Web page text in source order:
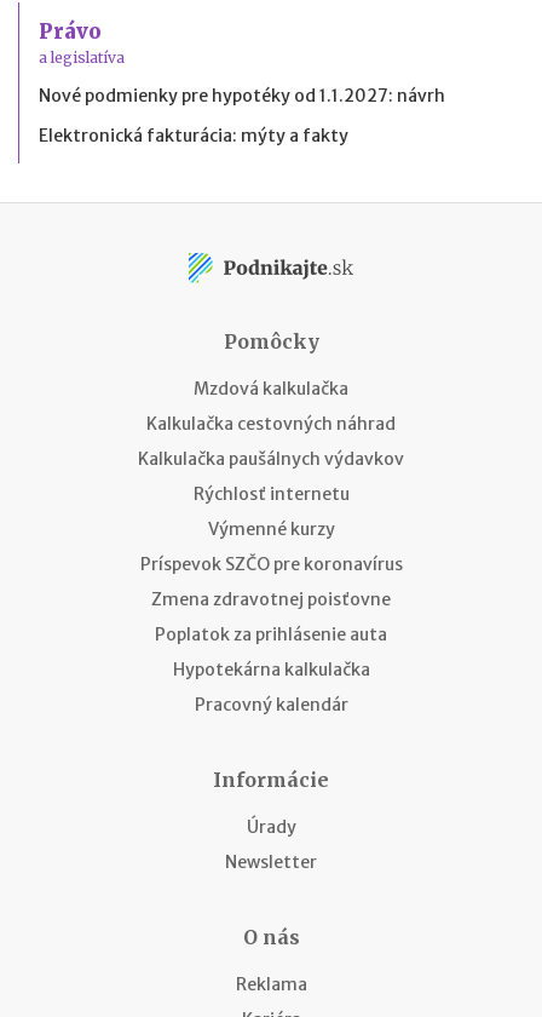
Právo
a legislatíva
Nové podmienky pre hypotéky od 1.1.2027: návrh
Elektronická fakturácia: mýty a fakty
Pomôcky
Mzdová kalkulačka
Kalkulačka cestovných náhrad
Kalkulačka paušálnych výdavkov
Rýchlosť internetu
Výmenné kurzy
Príspevok SZČO pre koronavírus
Zmena zdravotnej poisťovne
Poplatok za prihlásenie auta
Hypotekárna kalkulačka
Pracovný kalendár
Informácie
Úrady
Newsletter
O nás
Reklama